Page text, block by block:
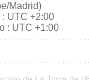
Madrid)
: UTC +2:00
: UTC +1:00